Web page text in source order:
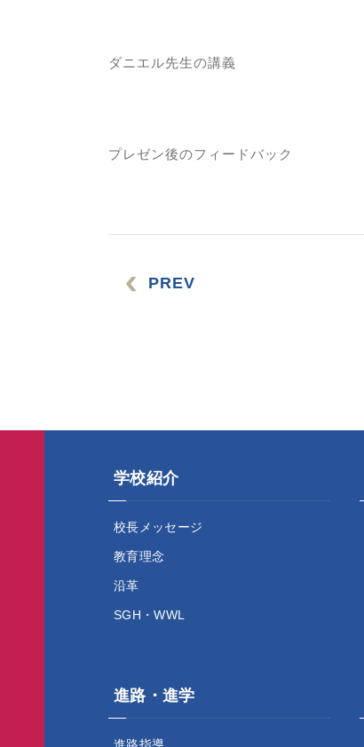
ダニエル先生の講義
プレゼン後のフィードバック
PREV
学校紹介
校長メッセージ
教育理念
沿革
SGH・WWL
進路・進学